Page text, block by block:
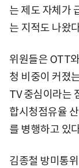
는 제도 자체가
는 지적도 나왔
위원들은 OTT
청 비중이 커졌
TV 중심이라는
합시청점유율
를 병행하고 있
김종철 방미통